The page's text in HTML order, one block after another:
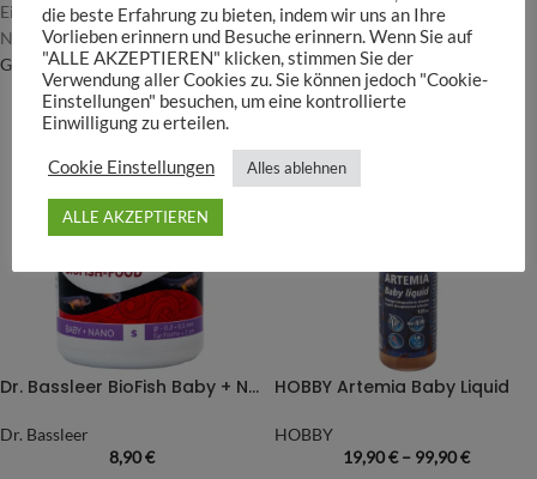
Einsatz von Huminstoffen, wie dasLiquid Humin+oder auch
Naturprodukten wieLiquid Garden Seemandelbaumblätteroder
Garden Erlenzapfen.
Dr. Bassleer BioFish Baby + Nano S, 60g
Dr. Bassleer
8,90€
HOBBY Artemia Baby Liquid
HOBBY
19,90€– 99,90€
die beste Erfahrung zu bieten, indem wir uns an Ihre
Vorlieben erinnern und Besuche erinnern. Wenn Sie auf
"ALLE AKZEPTIEREN" klicken, stimmen Sie der
Verwendung aller Cookies zu. Sie können jedoch "Cookie-
Einstellungen" besuchen, um eine kontrollierte
Einwilligung zu erteilen.
Cookie Einstellungen Alles ablehnen
ALLE AKZEPTIEREN